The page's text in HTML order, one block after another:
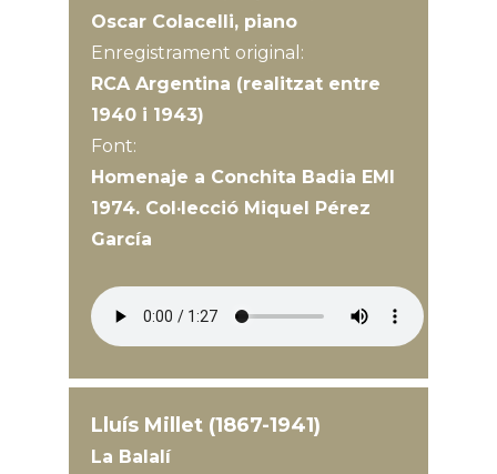
Oscar Colacelli, piano
Enregistrament original:
RCA Argentina (realitzat entre
1940 i 1943)
Font:
Homenaje a Conchita Badia EMI
1974. Col·lecció Miquel Pérez
García
Lluís Millet (1867-1941)
La Balalí